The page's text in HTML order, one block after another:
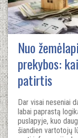
Nuo
prekybos:
patirtis
Dar visai neseniai
labai paprastą
puslapyje, kuo
šiandien vartotojų